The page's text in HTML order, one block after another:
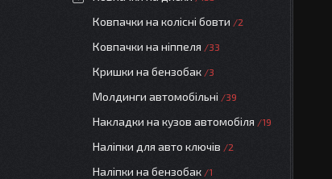
Ковпачки на колісні бовти 2
Ковпачки на ніппеля 33
Кришки на бензобак 3
Молдинги автомобільні 39
Накладки на кузов автомобіля 19
Наліпки для авто ключів 2
Наліпки на бензобак 1